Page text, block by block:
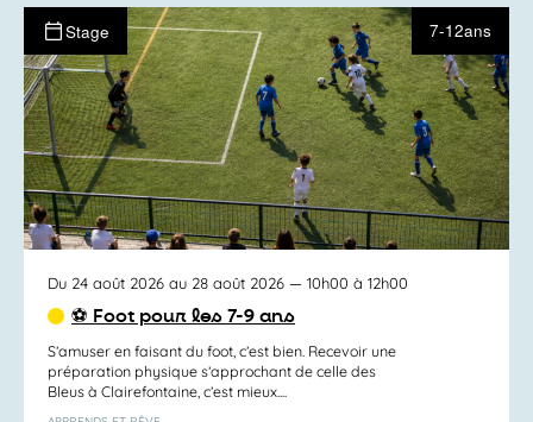
Stage 7-12ans
Du 24 août 2026 au 28 août 2026 — 10h00 à 12h00
⚽ Foot pour les 7-9 ans
S’amuser en faisant du foot, c’est bien. Recevoir une
préparation physique s’approchant de celle des
Bleus à Clairefontaine, c’est mieux....